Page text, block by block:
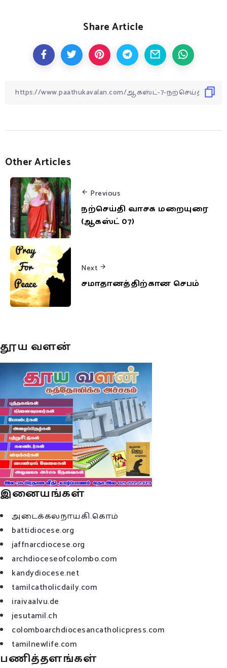
Share Article
Other Articles
Previous
நற்செய்தி வாசக மறையுரை
(ஆகஸ்ட் 07)
Next
சமாதானத்திற்கான செபம்
தூய வளன்
இனையங்கள்
அடைக்கலநாயகி.கொம்
battidiocese.org
jaffnarcdiocese.org
archdioceseofcolombo.com
kandydiocese.net
tamilcatholicdaily.com
iraivaalvu.de
jesutamil.ch
colomboarchdiocesancatholicpress.com
tamilnewlife.com
பணித்தளங்கள்